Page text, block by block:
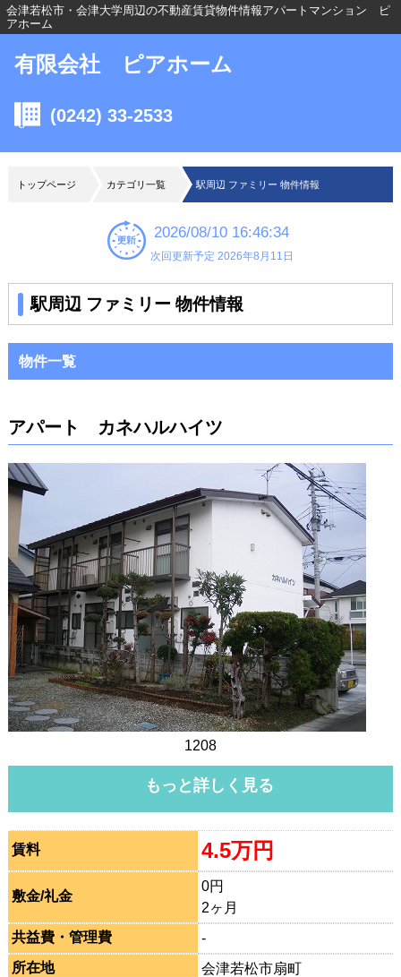
会津若松市・会津大学周辺の不動産賃貸物件情報アパートマンション ピ
アホーム
有限会社 ピアホーム
(0242) 33-2533
トップページ カテゴリ一覧 駅周辺 ファミリー 物件情報
2026/08/10 16:46:34
次回更新予定 2026年8月11日
駅周辺 ファミリー 物件情報
物件一覧
アパート カネハルハイツ
1208
もっと詳しく見る
賃料 4.5万円
敷金/礼金
0円
2ヶ月
共益費・管理費
-
所在地
会津若松市扇町